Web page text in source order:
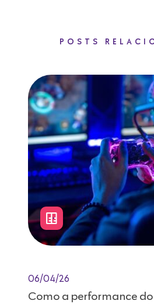
POSTS
06/04/26
Como a performance